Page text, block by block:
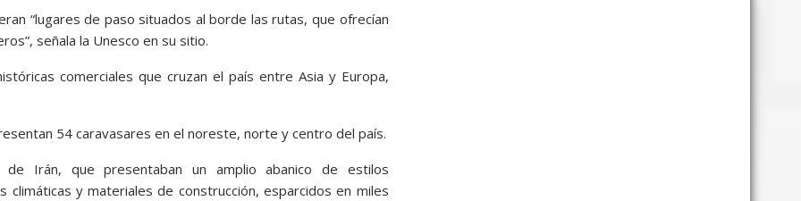
“lugares de paso situados al borde las rutas, que ofrecían
señala la Unesco en su sitio.
comerciales que cruzan el país entre Asia y Europa,
54 caravasares en el noreste, norte y centro del país.
Irán, que presentaban un amplio abanico de estilos
climáticas y materiales de construcción, esparcidos en miles